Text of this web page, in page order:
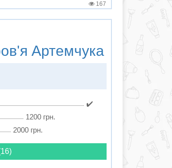
167
Артемчука
✔️
1200 грн.
2000 грн.